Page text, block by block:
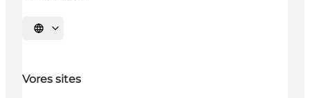
Vælg sprog
Vores sites